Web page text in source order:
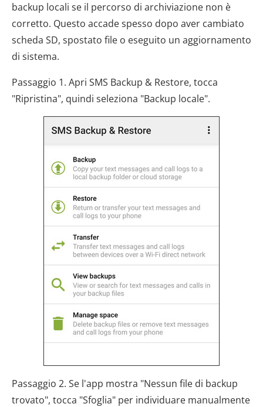
backup locali se il percorso di archiviazione non è
corretto. Questo accade spesso dopo aver cambiato
scheda SD, spostato file o eseguito un aggiornamento
di sistema.
Passaggio 1. Apri SMS Backup & Restore, tocca
"Ripristina", quindi seleziona "Backup locale".
Passaggio 2. Se l'app mostra "Nessun file di backup
trovato", tocca "Sfoglia" per individuare manualmente